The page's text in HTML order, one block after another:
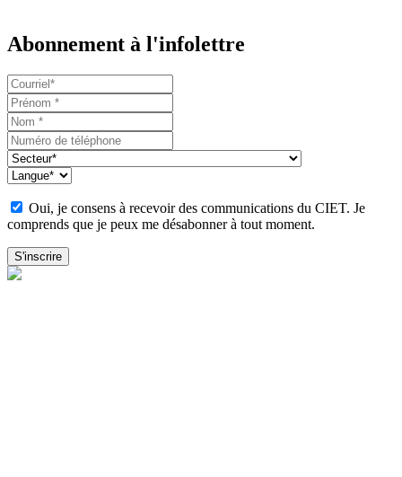
Abonnement à l'infolettre
Oui, je consens à recevoir des communications du CIET. Je
comprends que je peux me désabonner à tout moment.